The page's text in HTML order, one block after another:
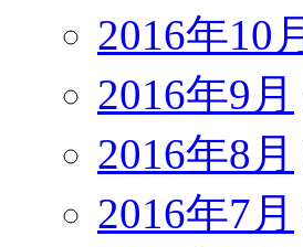
2016年10月
2016年9月
2016年8月
2016年7月